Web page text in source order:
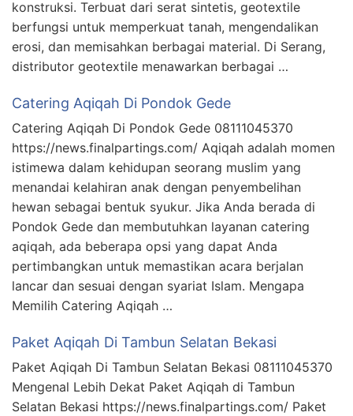
konstruksi. Terbuat dari serat sintetis, geotextile
berfungsi untuk memperkuat tanah, mengendalikan
erosi, dan memisahkan berbagai material. Di Serang,
distributor geotextile menawarkan berbagai …
Catering Aqiqah Di Pondok Gede
Catering Aqiqah Di Pondok Gede 08111045370
https://news.finalpartings.com/ Aqiqah adalah momen
istimewa dalam kehidupan seorang muslim yang
menandai kelahiran anak dengan penyembelihan
hewan sebagai bentuk syukur. Jika Anda berada di
Pondok Gede dan membutuhkan layanan catering
aqiqah, ada beberapa opsi yang dapat Anda
pertimbangkan untuk memastikan acara berjalan
lancar dan sesuai dengan syariat Islam. Mengapa
Memilih Catering Aqiqah …
Paket Aqiqah Di Tambun Selatan Bekasi
Paket Aqiqah Di Tambun Selatan Bekasi 08111045370
Mengenal Lebih Dekat Paket Aqiqah di Tambun
Selatan Bekasi https://news.finalpartings.com/ Paket